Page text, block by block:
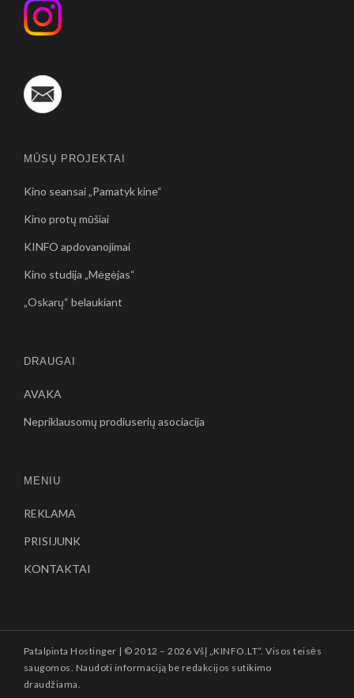
MŪSŲ PROJEKTAI
Kino seansai „Pamatyk kine“
Kino protų mūšiai
KINFO apdovanojimai
Kino studija „Mėgėjas“
„Oskarų“ belaukiant
DRAUGAI
AVAKA
Nepriklausomų prodiuserių asociacija
MENIU
REKLAMA
PRISIJUNK
KONTAKTAI
Patalpinta Hostinger | © 2012 –2026 VšĮ „KINFO.LT“. Visos teisės
saugomos. Naudoti informaciją be redakcijos sutikimo
draudžiama.